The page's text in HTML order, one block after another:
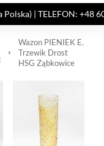
| TELEFON: +48
Wazon PIENIEK E.
Trzewik Drost
HSG Ząbkowice